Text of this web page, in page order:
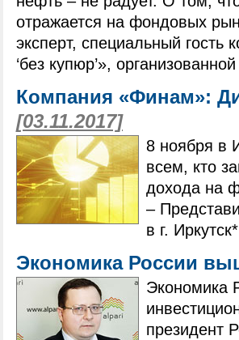
отражается на фондовых
эксперт, специальный гость
‘без купюр’»,
Компания «Финам»:
[03.11.2017]
8 ноября в
всем, кто
дохода на
–
в г.
Экономика России
Экономика
президент